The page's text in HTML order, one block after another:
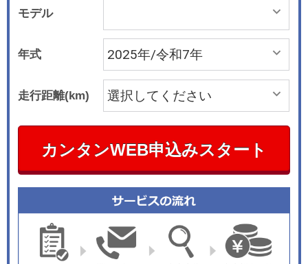
モデル
年式
走行距離(km)
カンタンWEB申込みスタート